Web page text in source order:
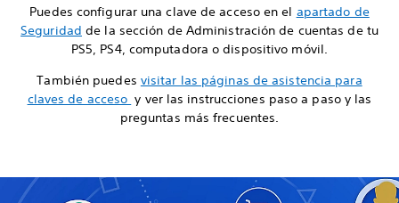
Puedes configurar una clave de acceso en el apartado de
Seguridad de la sección de Administración de cuentas de tu
PS5, PS4, computadora o dispositivo móvil.
También puedes visitar las páginas de asistencia para
claves de acceso y ver las instrucciones paso a paso y las
preguntas más frecuentes.